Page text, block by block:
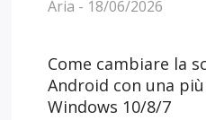
Aria - 18/06/2026
Come cambiare la
Android con una
Windows 10/8/7